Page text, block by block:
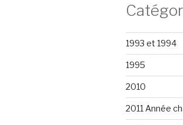
1993 et 1994
1995
2010
2011 Année